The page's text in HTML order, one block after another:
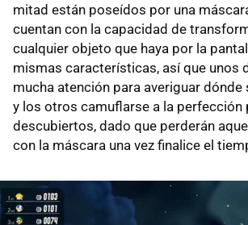
mitad están poseídos por una
cuentan con la capacidad de
cualquier objeto que haya por la
mismas características, así que unos
mucha atención para averiguar dónde
y los otros camuflarse a la perfección
descubiertos, dado que perderán
con la máscara una vez finalice el